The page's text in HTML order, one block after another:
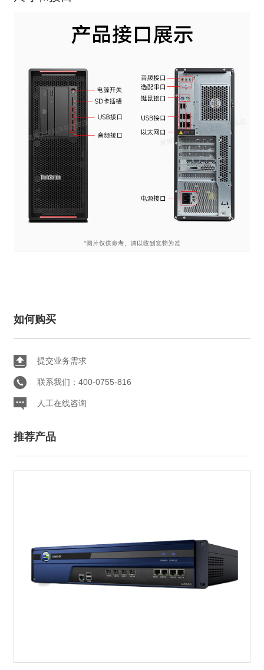
如何购买
提交业务需求
联系我们：400-0755-816
人工在线咨询
推荐产品